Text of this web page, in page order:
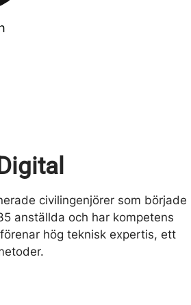
civilingenjörer som började
anställda och har kompetens
hög teknisk expertis, ett